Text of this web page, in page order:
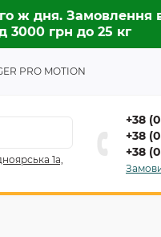
ж дня. Замовлення
3000 грн до 25 кг
PRO MOTION
1а,
+38
+38
+38